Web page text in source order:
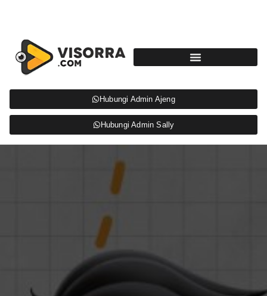
Hubungi Admin Ajeng
Hubungi Admin Sally